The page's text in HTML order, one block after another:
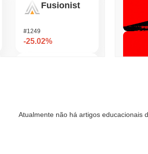
Fusionist
#1249
-25.02%
Atualmente não há artigos educacionais